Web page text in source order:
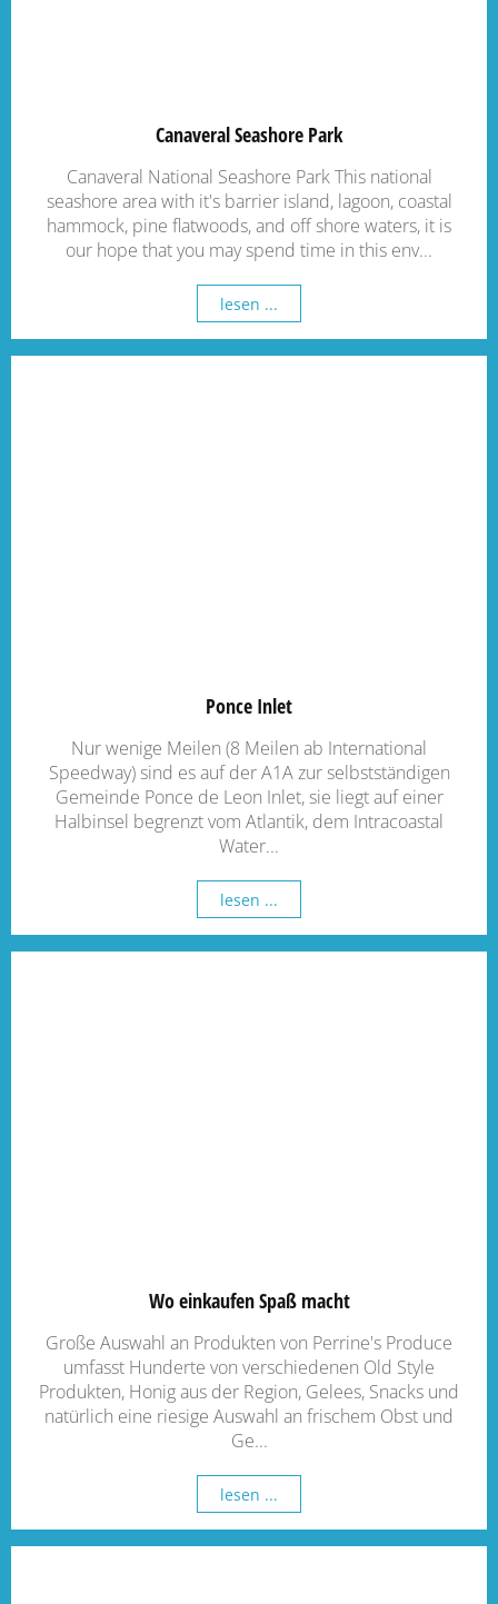
Canaveral Seashore Park
Canaveral National Seashore Park This national
seashore area with it's barrier island, lagoon, coastal
hammock, pine flatwoods, and off shore waters, it is
our hope that you may spend time in this env...
lesen ...
Ponce Inlet
Nur wenige Meilen (8 Meilen ab International
Speedway) sind es auf der A1A zur selbstständigen
Gemeinde Ponce de Leon Inlet, sie liegt auf einer
Halbinsel begrenzt vom Atlantik, dem Intracoastal
Water...
lesen ...
Wo einkaufen Spaß macht
Große Auswahl an Produkten von Perrine's Produce
umfasst Hunderte von verschiedenen Old Style
Produkten, Honig aus der Region, Gelees, Snacks und
natürlich eine riesige Auswahl an frischem Obst und
Ge...
lesen ...